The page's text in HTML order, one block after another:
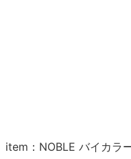
item：NOBLE バイカラ